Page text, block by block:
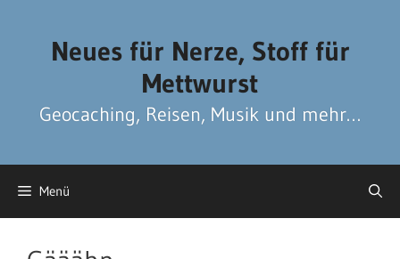
Neues für Nerze, Stoff für
Mettwurst
Geocaching, Reisen, Musik und mehr…
Menü